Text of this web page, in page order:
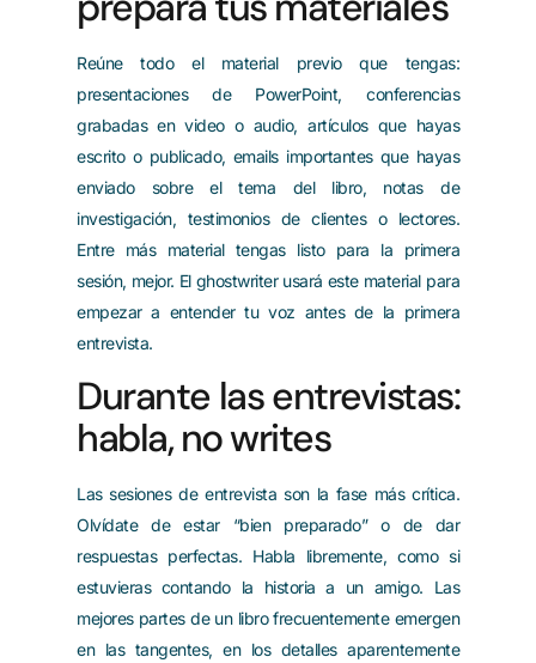
Reúne todo el material previo que tengas:
presentaciones de PowerPoint, conferencias
grabadas en video o audio, artículos que hayas
escrito o publicado, emails importantes que hayas
enviado sobre el tema del libro, notas de
investigación, testimonios de clientes o lectores.
Entre más material tengas listo para la primera
sesión, mejor. El ghostwriter usará este material para
empezar a entender tu voz antes de la primera
entrevista.
Durante las entrevistas:
habla, no writes
Las sesiones de entrevista son la fase más crítica.
Olvídate de estar “bien preparado” o de dar
respuestas perfectas. Habla libremente, como si
estuvieras contando la historia a un amigo. Las
mejores partes de un libro frecuentemente emergen
en las tangentes, en los detalles aparentemente